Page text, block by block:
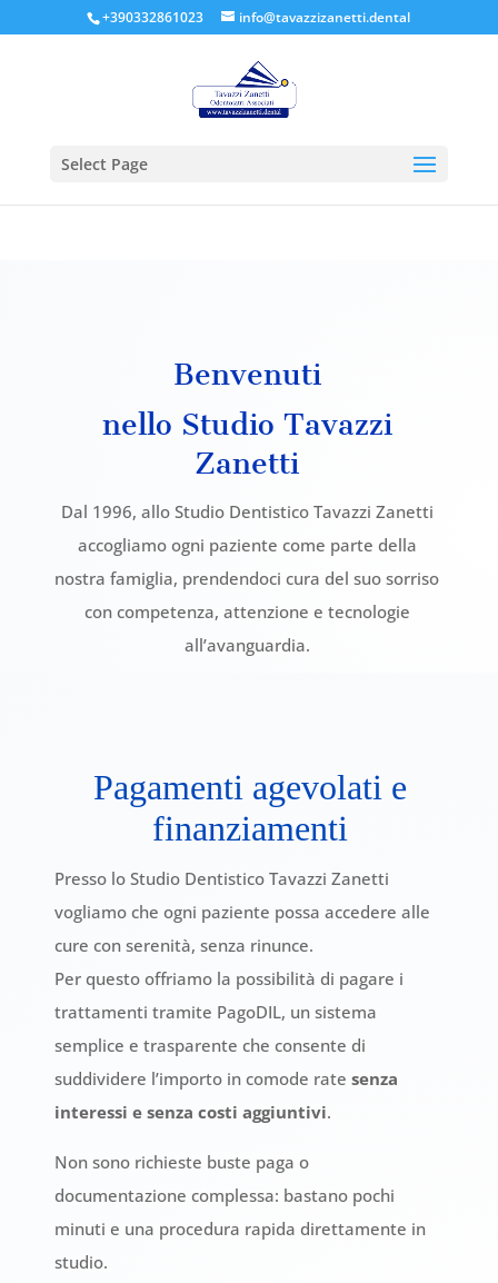
+390332861023 info@tavazzizanetti.dental
Select Page
Benvenuti
nello Studio Tavazzi
Zanetti
Dal 1996, allo Studio Dentistico Tavazzi Zanetti
accogliamo ogni paziente come parte della
nostra famiglia, prendendoci cura del suo sorriso
con competenza, attenzione e tecnologie
all’avanguardia.
Pagamenti agevolati e
finanziamenti
Presso lo Studio Dentistico Tavazzi Zanetti
vogliamo che ogni paziente possa accedere alle
cure con serenità, senza rinunce.
Per questo offriamo la possibilità di pagare i
trattamenti tramite PagoDIL, un sistema
semplice e trasparente che consente di
suddividere l’importo in comode ratesenza
interessi e senza costi aggiuntivi.
Non sono richieste buste paga o
documentazione complessa: bastano pochi
minuti e una procedura rapida direttamente in
studio.